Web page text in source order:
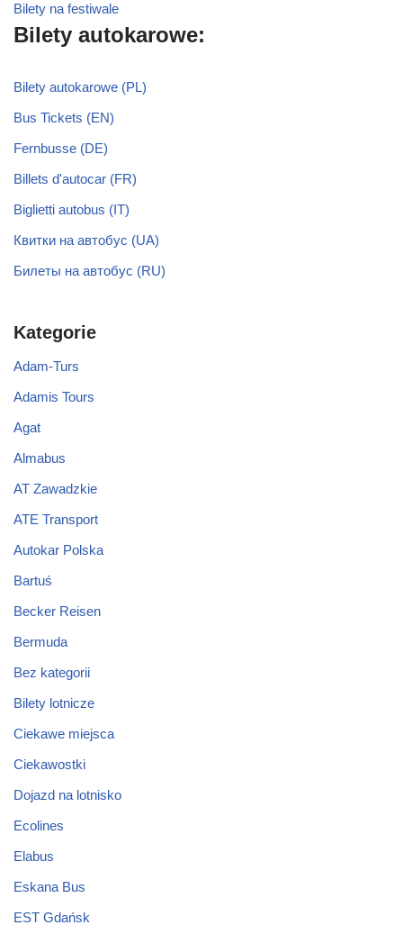
Bilety na festiwale
Bilety autokarowe:
Bilety autokarowe (PL)
Bus Tickets (EN)
Fernbusse (DE)
Billets d'autocar (FR)
Biglietti autobus (IT)
Квитки на автобус (UA)
Билеты на автобус (RU)
Kategorie
Adam-Turs
Adamis Tours
Agat
Almabus
AT Zawadzkie
ATE Transport
Autokar Polska
Bartuś
Becker Reisen
Bermuda
Bez kategorii
Bilety lotnicze
Ciekawe miejsca
Ciekawostki
Dojazd na lotnisko
Ecolines
Elabus
Eskana Bus
EST Gdańsk